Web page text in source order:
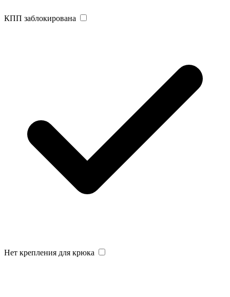
КПП заблокирована
Нет крепления для крюка